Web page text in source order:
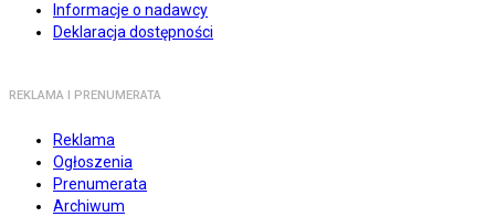
Informacje o nadawcy
Deklaracja dostępności
REKLAMA I PRENUMERATA
Reklama
Ogłoszenia
Prenumerata
Archiwum